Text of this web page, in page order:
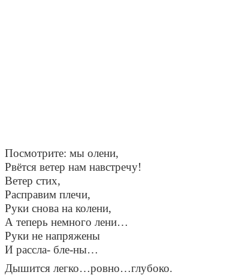
Посмотрите: мы олени,
Рвётся ветер нам навстречу!
Ветер стих,
Расправим плечи,
Руки снова на колени,
А теперь немного лени…
Руки не напряжены
И рассла- бле-ны…
Дышится легко…ровно…глубоко.